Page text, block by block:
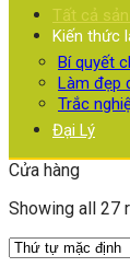
Tất cả
Kiến thức
Bí quyết
Làm đẹp
Trắc
Đại Lý
Cửa hàng
Showing all 27